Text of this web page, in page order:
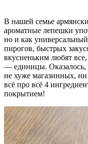
В нашей семье
ароматные лепешки
но и как
пирогов, быстрых
вкусненьким любят
— единицы. Оказалось,
не хуже магазинных,
всё про всё 4
покрытием!